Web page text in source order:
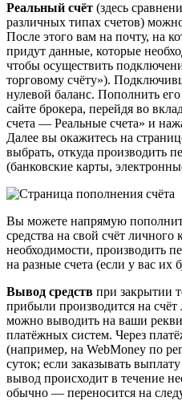
Реальный счёт (здесь
различных типах счетов)
После этого вам на почту, на
придут данные, которые
чтобы осуществить
торговому счёту»).
нулевой баланс. Пополнить
сайте брокера, перейдя во
счета — Реальные счета» и
Далее вы окажитесь на
выбрать, откуда производить
(банковские карты,
Вы можете напрямую
средства на свой счёт личного
необходимости, производить
на разные счета (если у вас их
Вывод средств при закрытии
прибыли производится на
можно выводить на ваши
платёжных систем. Через
(например, на WebMoney по
суток; если заказывать
вывод происходит в течение
обычно — переносится на